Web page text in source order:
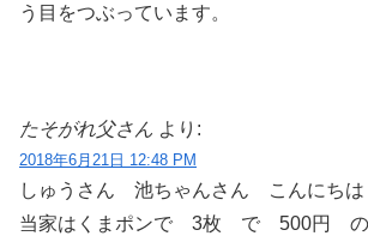
う目をつぶっています。
たそがれ父さん より:
2018年6月21日 12:48 PM
しゅうさん 池ちゃんさん こんにちは
当家はくまポンで 3枚 で 500円